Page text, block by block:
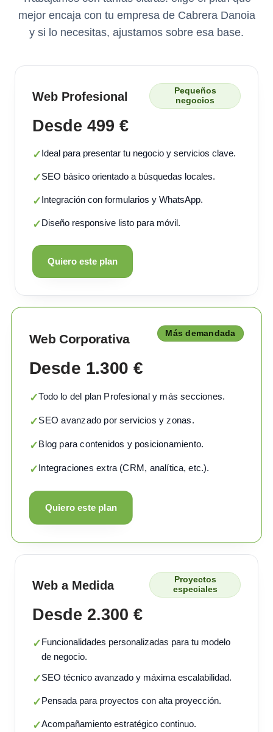
mejor encaja con tu empresa de Cabrera Danoia
y si lo necesitas, ajustamos sobre esa base.
Web Profesional
Pequeños
negocios
Desde 499 €
✓Ideal para presentar tu negocio y servicios clave.
✓SEO básico orientado a búsquedas locales.
✓Integración con formularios y WhatsApp.
✓Diseño responsive listo para móvil.
Quiero este plan
Web Corporativa Más demandada
Desde 1.300 €
✓Todo lo del plan Profesional y más secciones.
✓SEO avanzado por servicios y zonas.
✓Blog para contenidos y posicionamiento.
✓Integraciones extra (CRM, analítica, etc.).
Quiero este plan
Web a Medida
Proyectos
especiales
Desde 2.300 €
✓Funcionalidades personalizadas para tu modelo
de negocio.
✓SEO técnico avanzado y máxima escalabilidad.
✓Pensada para proyectos con alta proyección.
✓Acompañamiento estratégico continuo.